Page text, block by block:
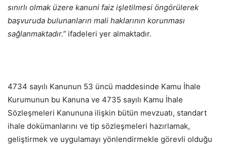
sınırlı olmak üzere kanuni faiz işletilmesi öngörülerek
başvuruda bulunanların mali haklarının korunması
sağlanmaktadır.” ifadeleri yer almaktadır.
4734 sayılı Kanunun 53 üncü maddesinde Kamu İhale
Kurumunun bu Kanuna ve 4735 sayılı Kamu İhale
Sözleşmeleri Kanununa ilişkin bütün mevzuatı, standart
ihale dokümanlarını ve tip sözleşmeleri hazırlamak,
geliştirmek ve uygulamayı yönlendirmekle görevli olduğu